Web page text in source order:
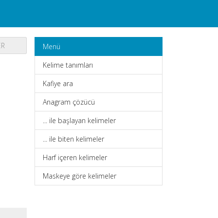
Menü
Kelime tanımları
Kafiye ara
Anagram çözücü
... ile başlayan kelimeler
... ile biten kelimeler
Harf içeren kelimeler
Maskeye göre kelimeler